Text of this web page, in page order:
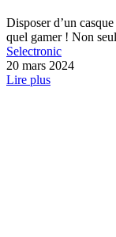
Disposer d’un
quel gamer ! Non
Selectronic
20 mars 2024
Lire plus